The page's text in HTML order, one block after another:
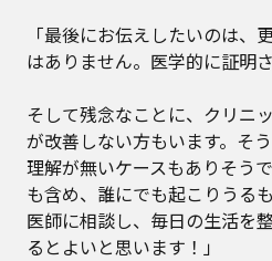
「最後にお伝えしたいのは、
はありません。医学的に証明
そして残念なことに、クリニ
が改善しない方もいます。そ
理解が無いケースもありそう
も含め、誰にでも起こりうる
医師に相談し、毎日の生活を
るとよいと思います！」